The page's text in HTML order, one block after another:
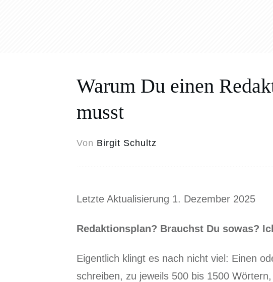
Warum Du einen
musst
Von Birgit Schultz
Letzte Aktualisierung 1. Dezember 2025
Redaktionsplan? Brauchst Du sowas?
Eigentlich klingt es nach nicht viel: Einen
schreiben, zu jeweils 500 bis 1500